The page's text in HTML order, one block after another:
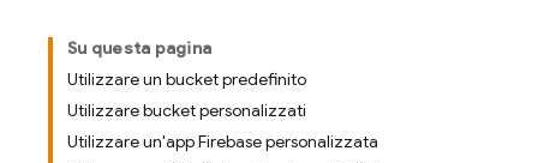
Su questa pagina
Utilizzare un bucket predefinito
Utilizzare bucket personalizzati
Utilizzare un'app Firebase personalizzata